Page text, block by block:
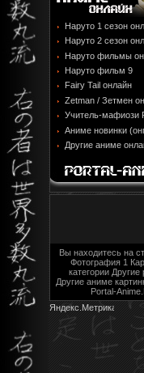
Наруто 1 сезон
Наруто 2 сезон
Наруто фильмы
Наруто фильм 9
Fairy Tail онлайн
Zetman / Зетмен
Учитель-мафиози
Аниме новинки
Другие аниме
Вы находитесь на
Фотография 1
категории Другие
Другие аниме
Portal-